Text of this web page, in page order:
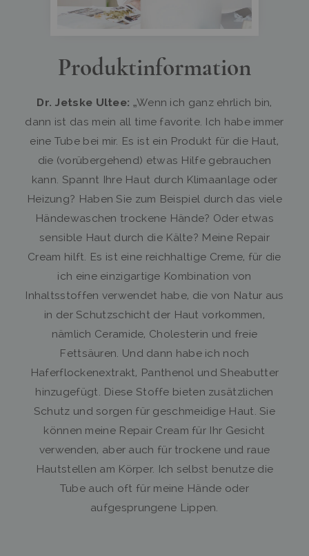
Produktinformation
Dr. Jetske Ultee: „Wenn ich ganz ehrlich bin,
dann ist das mein all time favorite. Ich habe immer
eine Tube bei mir. Es ist ein Produkt für die Haut,
die (vorübergehend) etwas Hilfe gebrauchen
kann. Spannt Ihre Haut durch Klimaanlage oder
Heizung? Haben Sie zum Beispiel durch das viele
Händewaschen trockene Hände? Oder etwas
sensible Haut durch die Kälte? Meine Repair
Cream hilft. Es ist eine reichhaltige Creme, für die
ich eine einzigartige Kombination von
Inhaltsstoffen verwendet habe, die von Natur aus
in der Schutzschicht der Haut vorkommen,
nämlich Ceramide, Cholesterin und freie
Fettsäuren. Und dann habe ich noch
Haferflockenextrakt, Panthenol und Sheabutter
hinzugefügt. Diese Stoffe bieten zusätzlichen
Schutz und sorgen für geschmeidige Haut. Sie
können meine Repair Cream für Ihr Gesicht
verwenden, aber auch für trockene und raue
Hautstellen am Körper. Ich selbst benutze die
Tube auch oft für meine Hände oder
aufgesprungene Lippen.